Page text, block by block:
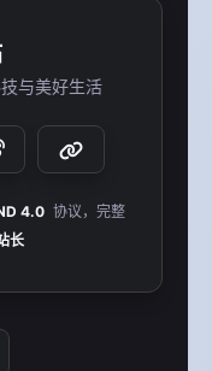
与美好生活
4.0 协议，完整
长